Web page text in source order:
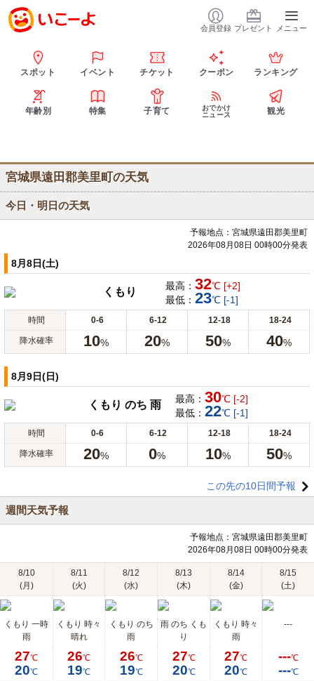
会員登録 プレゼント メニュー
スポット イベント チケット クーポン ランキング
年齢別 特集 子育て
おでかけ
ニュース
観光
宮城県遠田郡美里町の天気
今日・明日の天気
予報地点：宮城県遠田郡美里町
2026年08月08日 00時00分発表
8月8日(土)
くもり 最高： 32℃ [+2]
最低： 23℃ [-1]
時間 0-6 6-12 12-18 18-24
降水確率 10% 20% 50% 40%
8月9日(日)
くもり のち 雨 最高： 30℃ [-2]
最低： 22℃ [-1]
時間 0-6 6-12 12-18 18-24
降水確率 20% 0% 10% 50%
この先の10日間予報
週間天気予報
予報地点：宮城県遠田郡美里町
2026年08月08日 00時00分発表
8/10
(月)
8/11
(火)
8/12
(水)
8/13
(木)
8/14
(金)
8/15
(土)
くもり 一時
雨
くもり 時々
晴れ
くもり のち
雨
雨 のち くも
り
くもり 時々
雨
---
27℃
20℃
26℃
19℃
26℃
19℃
27℃
20℃
27℃
20℃
---℃
---℃